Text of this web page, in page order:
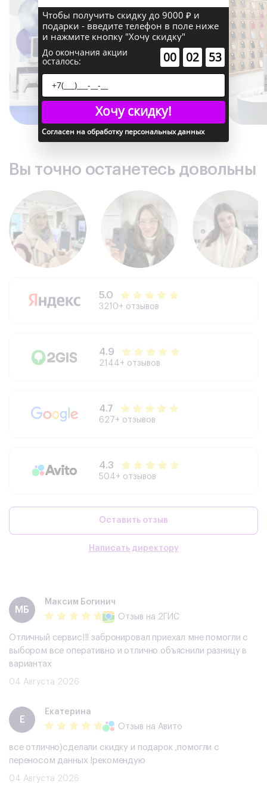
Поддержка GPS: Да
Поддержка ГЛОНАСС: Да
Комплектация
Электропитание
Поддержка MagSafe: Да
Тип аккумулятора: Li-Ion
Цвет: ультрамарин
Цвет производителя: Ultramarine
Габаритные размеры
Габаритные размеры (В*Ш*Г): 160.9*77.8 мм
Операционная система: iOS 18
Вы точно останетесь довольны
5.0
3210+ отзывов
4.9
2144+ отзывов
4.7
627+ отзывов
4.3
504+ отзывов
Оставить отзыв
Написать директору
МБ
Максим Богинич
Отзыв на 2ГИС
Отличный сервис!!! забронировал приехал мне помогли с
выбором все оперативно и отлично объяснили разницу в
вариантах
04 Августа 2026
Е
Екатерина
Отзыв на Авито
все отлично)сделали скидку и подарок ,помогли с
переносом данных !рекомендую
04 Августа 2026
Чтобы получить скидку до 9000 ₽ и
подарки - введите телефон в поле ниже
и нажмите кнопку "Хочу скидку"
До окончания акции
осталось: 00 02 53
Хочу скидку!
Согласен на обработку персональных данных